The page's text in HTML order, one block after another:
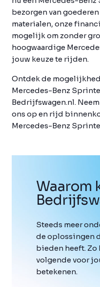
bezorgen van
materialen, onze
mogelijk om zonder
hoogwaardige
jouw keuze te rijden.
Ontdek de
Mercedes-Benz
Bedrijfswagen.nl.
ons op en rijd
Mercedes-Benz
Waarom
Steeds meer
de oplossingen
bieden heeft.
volgende voor
betekenen.